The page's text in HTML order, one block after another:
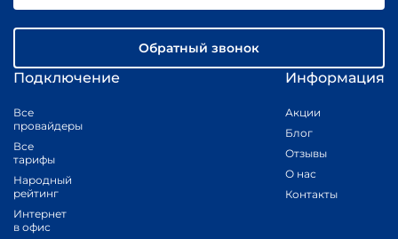
Подключение
Все
провайдеры
Все
тарифы
Народный
рейтинг
Интернет
в офис
Информация
Акции
Блог
Отзывы
О нас
Контакты
Обратный звонок